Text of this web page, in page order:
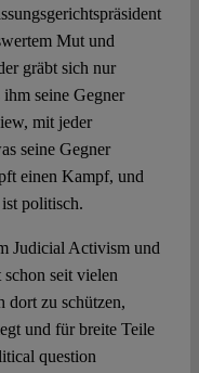
Mut und
gräbt sich nur
seine Gegner
mit jeder
seine Gegner
einen Kampf, und
politisch.
Judicial Activism und
seit vielen
dort zu schützen,
und für breite Teile
question